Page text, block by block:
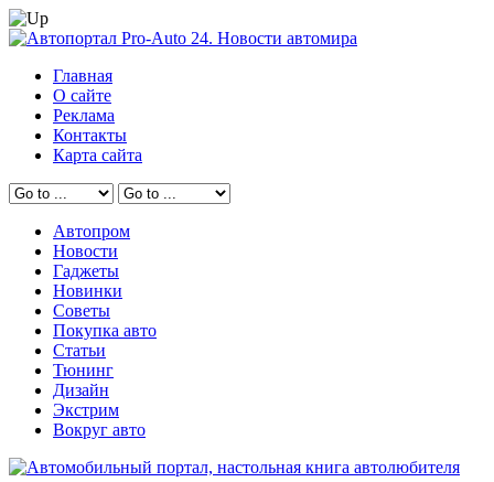
Главная
О сайте
Реклама
Контакты
Карта сайта
Автопром
Новости
Гаджеты
Новинки
Советы
Покупка авто
Статьи
Тюнинг
Дизайн
Экстрим
Вокруг авто